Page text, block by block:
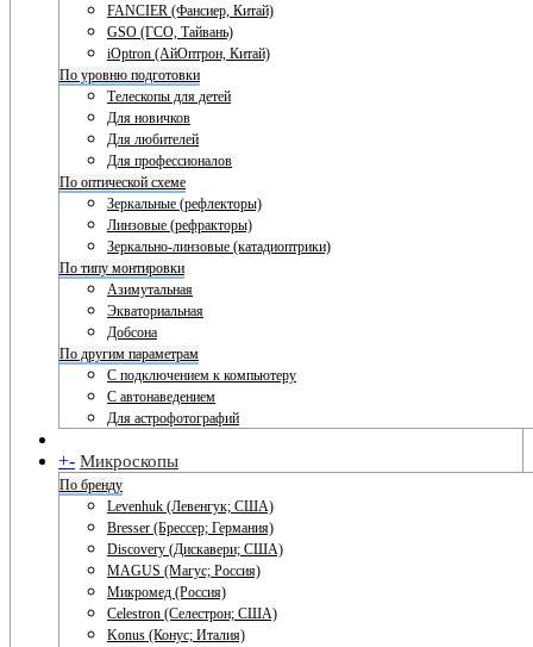
FANCIER (Фансиер, Китай)
GSO (ГСО, Тайвань)
iOptron (АйОптрон, Китай)
По уровню подготовки
Телескопы для детей
Для новичков
Для любителей
Для профессионалов
По оптической схеме
Зеркальные (рефлекторы)
Линзовые (рефракторы)
Зеркально-линзовые (катадиоптрики)
По типу монтировки
Азимутальная
Экваториальная
Добсона
По другим параметрам
С подключением к компьютеру
С автонаведением
Для астрофотографий
+- Микроскопы
По бренду
Levenhuk (Левенгук; США)
Bresser (Брессер; Германия)
Discovery (Дискавери; США)
MAGUS (Магус; Россия)
Микромед (Россия)
Celestron (Селестрон; США)
Konus (Конус; Италия)